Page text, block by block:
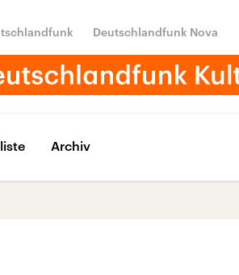
Deutschlandfunk Nova
Archiv